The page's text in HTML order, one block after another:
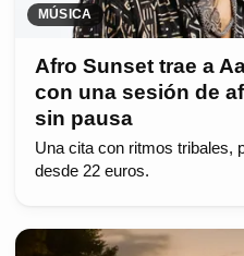
MÚSICA
Afro Sunset trae a
con una sesión de
sin pausa
Una cita con ritmos tribales,
desde 22 euros.